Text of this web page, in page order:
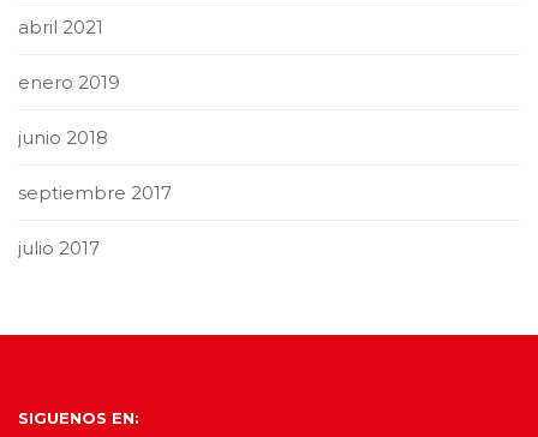
abril 2021
enero 2019
junio 2018
septiembre 2017
julio 2017
SIGUENOS EN: